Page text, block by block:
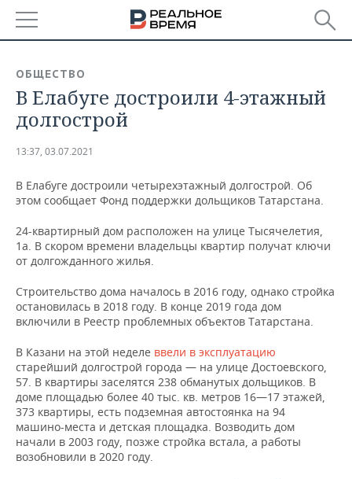
БАШКОРТОСТАН
ТАТАРСТАН
НОВОСТИ
АНАЛИТИКА
ДЕКЛАРАЦИИ О ДОХОДАХ
КОРОЛИ ГОСЗАКАЗА ПФО
КОМУ ПРИНАДЛЕЖАТ
ТОРГОВЫЕ ЦЕНТРЫ
НОВОСТИ ЭКОНОМИКИ
ФИНАНСЫ
БЮДЖЕТ
ИНВЕСТИЦИИ
ПРОМЫШЛЕННОСТЬ
НОВОСТИ
ПРОМЫШЛЕННОСТИ
АГРОПРОМ
МАШИНОСТРОЕНИЕ
НЕФТЕХИМИЯ
НЕФТЬ
ОПК
ЭНЕРГЕТИКА
НЕДВИЖИМОСТЬ
НОВОСТИ АВТО
БИЗНЕС
НОВОСТИ БИЗНЕСА
РОЗНИЧНАЯ ТОРГОВЛЯ
ТРАНСПОРТ
УСЛУГИ
ТЕХНОЛОГИИ
НОВОСТИ ТЕХНОЛОГИЙ
IT
МЕДИА
МЕРОПРИЯТИЯ
НОВОСТИ МЕРОПРИЯТИЙ
ВЫЕЗДНАЯ РЕДАКЦИЯ
СПОРТ
НОВОСТИ СПОРТА
ОБЩЕСТВО
ОБЩЕСТВО
В Елабуге достроили 4-этажный
долгострой
13:37, 03.07.2021
В Елабуге достроили четырехэтажный долгострой. Об
этом сообщает Фонд поддержки дольщиков Татарстана.
24-квартирный дом расположен на улице Тысячелетия,
1а. В скором времени владельцы квартир получат ключи
от долгожданного жилья.
Строительство дома началось в 2016 году, однако стройка
остановилась в 2018 году. В конце 2019 года дом
включили в Реестр проблемных объектов Татарстана.
В Казани на этой неделе ввели в эксплуатацию
старейший долгострой города — на улице Достоевского,
57. В квартиры заселятся 238 обманутых дольщиков. В
доме площадью более 40 тыс. кв. метров 16—17 этажей,
373 квартиры, есть подземная автостоянка на 94
машино-места и детская площадка. Возводить дом
начали в 2003 году, позже стройка встала, а работы
возобновили в 2020 году.